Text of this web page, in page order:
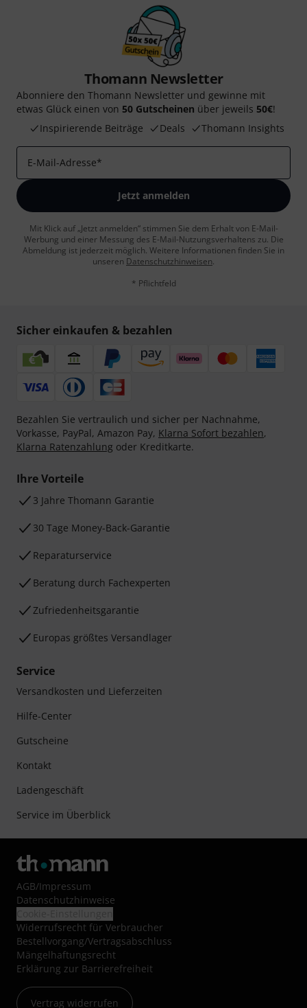
Thomann Newsletter
Abonniere den Thomann Newsletter und gewinne mit
etwas Glück einen von 50 Gutscheinen über jeweils 50€!
Inspirierende Beiträge
Deals Thomann Insights
E-Mail-Adresse*
Jetzt anmelden
Mit Klick auf „Jetzt anmelden“ stimmen Sie dem Erhalt von E-Mail-
Werbung und einer Messung des E-Mail-Nutzungsverhaltens zu. Die
Abmeldung ist jederzeit möglich. Weitere Informationen finden Sie in
unseren Datenschutzhinweisen.
* Pflichtfeld
Sicher einkaufen & bezahlen
Bezahlen Sie vertraulich und sicher per Nachnahme,
Vorkasse, PayPal, Amazon Pay, Klarna Sofort bezahlen,
Klarna Ratenzahlung oder Kreditkarte.
Ihre Vorteile
3 Jahre Thomann Garantie
30 Tage Money-Back-Garantie
Reparaturservice
Beratung durch Fachexperten
Zufriedenheitsgarantie
Europas größtes Versandlager
Service
Versandkosten und Lieferzeiten
Hilfe-Center
Gutscheine
Kontakt
Ladengeschäft
Service im Überblick
AGB/Impressum
Datenschutzhinweise
Widerrufsrecht für Verbraucher
Bestellvorgang/Vertragsabschluss
Mängelhaftungsrecht
Erklärung zur Barrierefreiheit
Vertrag widerrufen